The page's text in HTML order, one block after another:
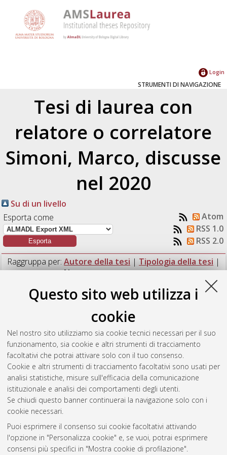
Questo sito web utilizza i
cookie
Nel nostro sito utilizziamo sia cookie tecnici necessari per il suo
funzionamento, sia cookie e altri strumenti di tracciamento
facoltativi che potrai attivare solo con il tuo consenso.
Cookie e altri strumenti di tracciamento facoltativi sono usati per
analisi statistiche, misure sull'efficacia della comunicazione
istituzionale e analisi dei comportamenti degli utenti.
Se chiudi questo banner continuerai la navigazione solo con i
cookie necessari.
Puoi esprimere il consenso sui cookie facoltativi attivando
l'opzione in "Personalizza cookie" e, se vuoi, potrai esprimere
consensi più specifici in "Mostra cookie di profilazione".
Login
STRUMENTI DI NAVIGAZIONE
Tesi di laurea con
relatore o correlatore
Simoni, Marco, discusse
nel 2020
Su di un livello
Esporta come
Atom
RSS 1.0
RSS 2.0
Raggruppa per: Autore della tesi | Tipologia della tesi |
Nessun raggruppamento
Numero di documenti:1
(2020)Formulazione di liqueur
[Laurea], Università di Bologna, Corso di Studio inViticoltura
ed enologia [L-DM270] - Cesena, Documento full-text non
disponibile
Questa lista e' stata generata ilSun Aug 9 17:33:40 2026
CEST
Atom
Rss 1.0